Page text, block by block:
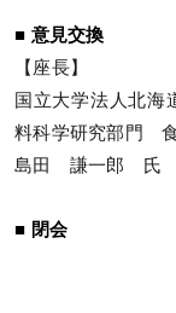
■ 意見交換
【座長】
国立大学法人北
料科学研究部門
島田 謙一郎 氏
■ 閉会